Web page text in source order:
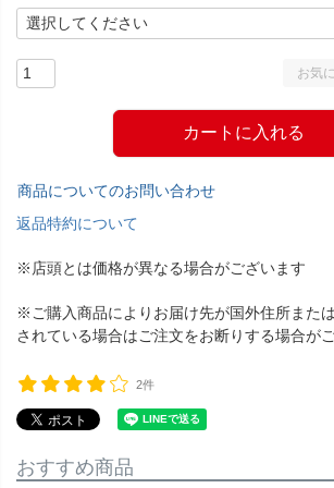
お気
カートに入れる
商品についてのお問い合わせ
返品特約について
※店頭とは価格が異なる場合がございます
※ご購入商品によりお届け先が国外住所また
されている場合はご注文をお断りする場合が
2件
おすすめ商品